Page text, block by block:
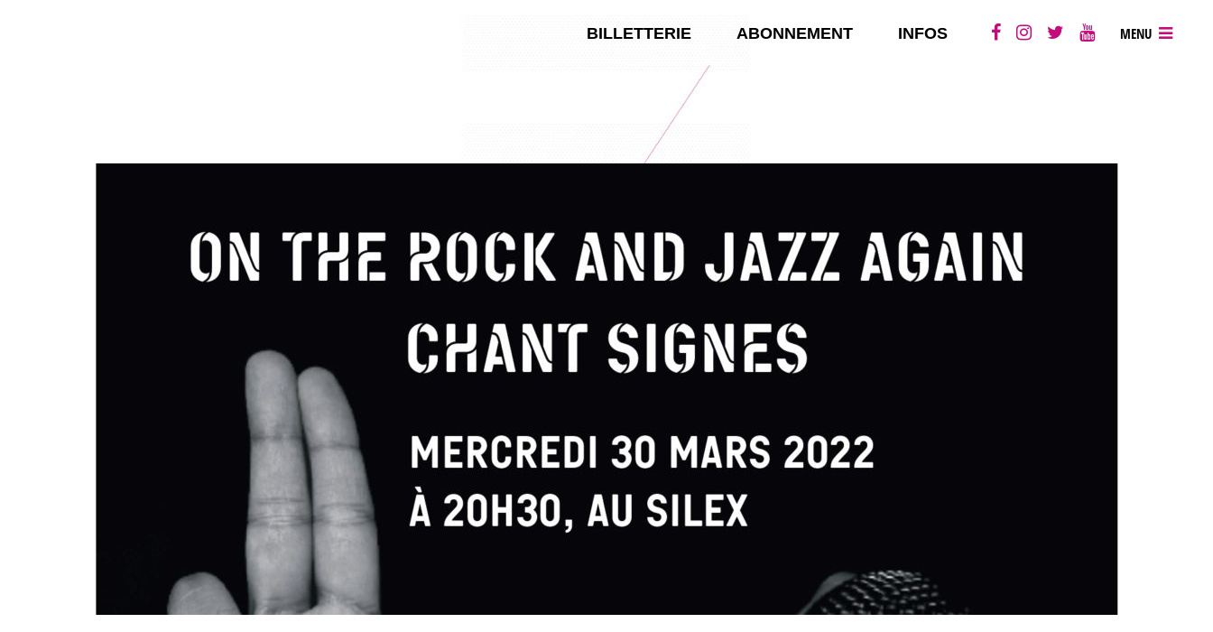
MENU
BILLETTERIE ABONNEMENT INFOS